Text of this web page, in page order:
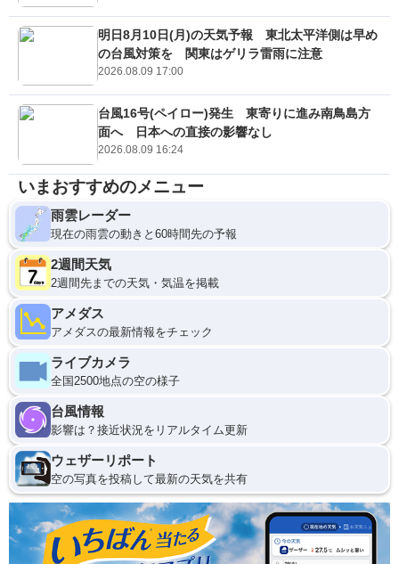
明日8月10日(月)の天気予報 東北太平洋側は早め
の台風対策を 関東はゲリラ雷雨に注意
2026.08.09 17:00
台風16号(ペイロー)発生 東寄りに進み南鳥島方
面へ 日本への直接の影響なし
2026.08.09 16:24
いまおすすめのメニュー
雨雲レーダー
現在の雨雲の動きと60時間先の予報
2週間天気
2週間先までの天気・気温を掲載
アメダス
アメダスの最新情報をチェック
ライブカメラ
全国2500地点の空の様子
台風情報
影響は？接近状況をリアルタイム更新
ウェザーリポート
空の写真を投稿して最新の天気を共有